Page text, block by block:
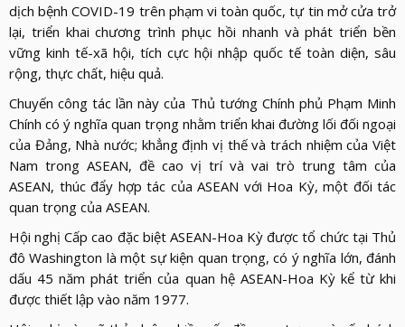
dịch bệnh COVID-19 trên phạm vi toàn quốc, tự tin mở cửa trở
lại, triển khai chương trình phục hồi nhanh và phát triển bền
vững kinh tế-xã hội, tích cực hội nhập quốc tế toàn diện, sâu
rộng, thực chất, hiệu quả.
Chuyến công tác lần này của Thủ tướng Chính phủ Phạm Minh
Chính có ý nghĩa quan trọng nhằm triển khai đường lối đối ngoại
của Đảng, Nhà nước; khẳng định vị thế và trách nhiệm của Việt
Nam trong ASEAN, đề cao vị trí và vai trò trung tâm của
ASEAN, thúc đẩy hợp tác của ASEAN với Hoa Kỳ, một đối tác
quan trọng của ASEAN.
Hội nghị Cấp cao đặc biệt ASEAN-Hoa Kỳ được tổ chức tại Thủ
đô Washington là một sự kiện quan trọng, có ý nghĩa lớn, đánh
dấu 45 năm phát triển của quan hệ ASEAN-Hoa Kỳ kể từ khi
được thiết lập vào năm 1977.